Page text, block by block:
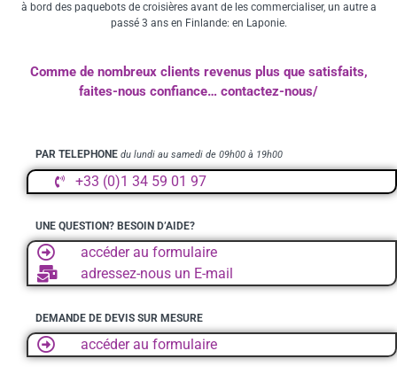
à bord des paquebots de croisières avant de les commercialiser, un autre a
passé 3 ans en Finlande: en Laponie.
Comme de nombreux clients revenus plus que satisfaits,
faites-nous confiance… contactez-nous/
PAR TELEPHONE du lundi au samedi de 09h00 à 19h00
+33 (0)1 34 59 01 97
UNE QUESTION? BESOIN D’AIDE?
accéder au formulaire
adressez-nous un E-mail
DEMANDE DE DEVIS SUR MESURE
accéder au formulaire